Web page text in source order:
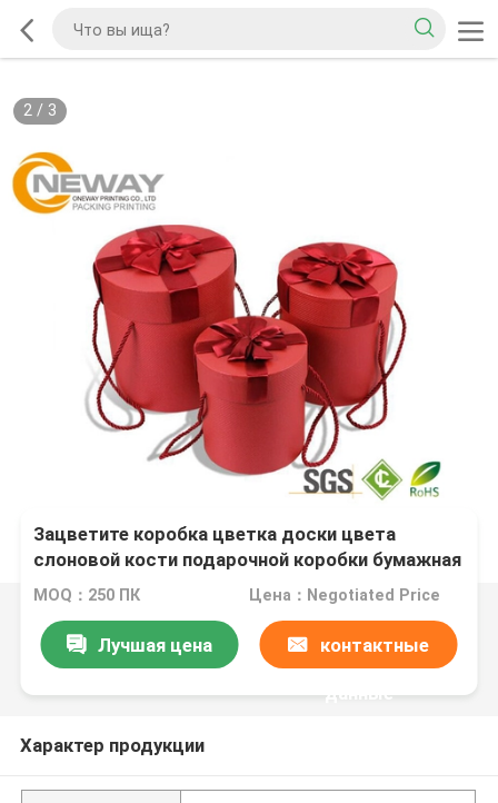
2/ 3
Зацветите коробка цветка доски цвета
слоновой кости подарочной коробки бумажная
с ясным окном/розничными подарочными
MOQ：250 ПК Цена：Negotiated Price
Лучшая цена контактные
данные
Характер продукции